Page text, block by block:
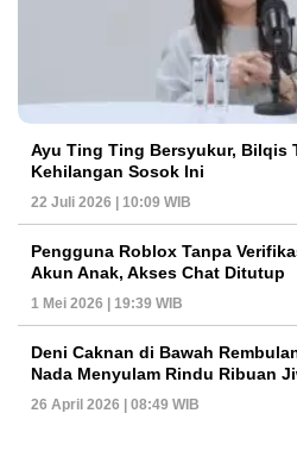
Ayu Ting Ting Bersyukur, Bilqis
Kehilangan Sosok Ini
22 Juli 2026 | 10:09 WIB
Pengguna Roblox Tanpa
Akun Anak, Akses Chat Ditutup
1 Mei 2026 | 19:39 WIB
Deni Caknan di Bawah
Nada Menyulam Rindu Ribuan
26 April 2026 | 08:49 WIB